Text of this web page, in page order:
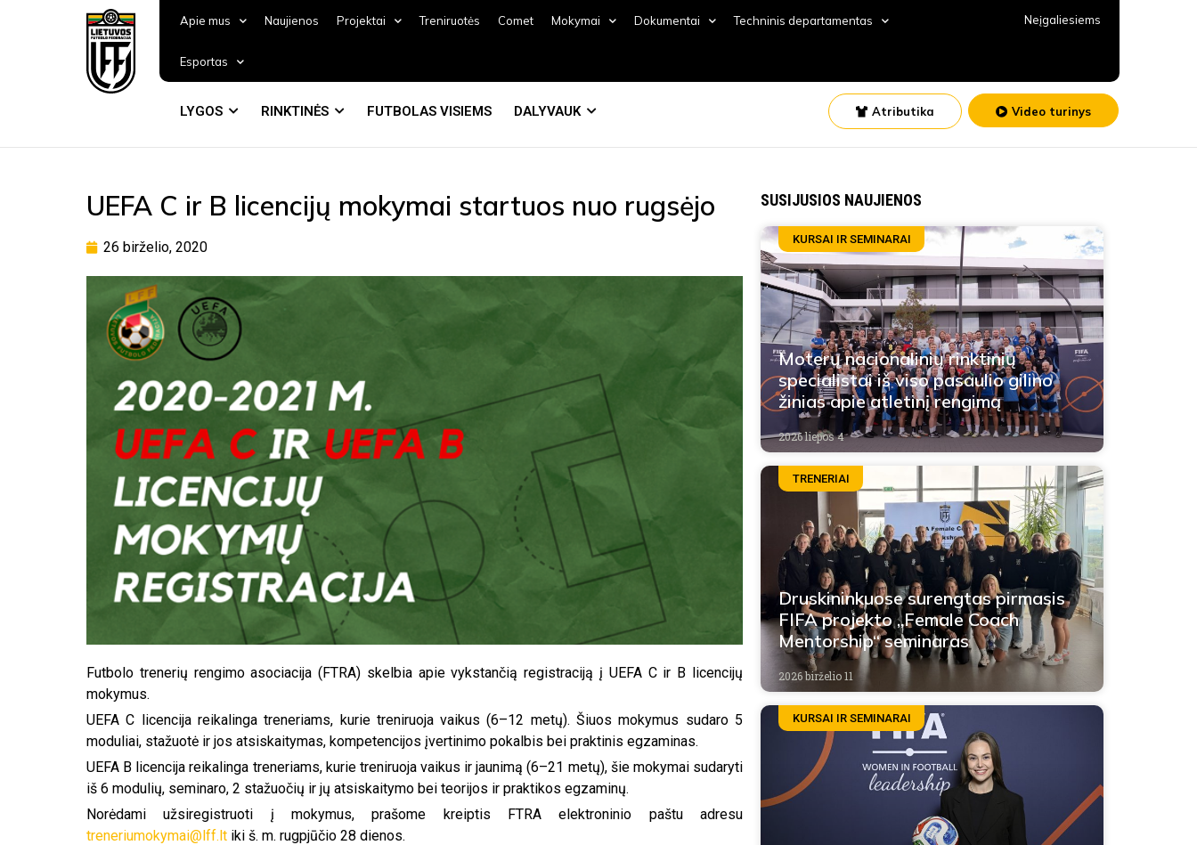
Apie mus Naujienos Projektai Treniruotės Comet Mokymai Dokumentai Techninis departamentas
Esportas
Neįgaliesiems
LYGOS RINKTINĖS FUTBOLAS VISIEMS DALYVAUK Atributika Video turinys
UEFA C ir B licencijų mokymai startuos nuo rugsėjo
26 birželio, 2020
Futbolo trenerių rengimo asociacija (FTRA) skelbia apie vykstančią registraciją į UEFA C ir B licencijų
mokymus.
UEFA C licencija reikalinga treneriams, kurie treniruoja vaikus (6–12 metų). Šiuos mokymus sudaro 5
moduliai, stažuotė ir jos atsiskaitymas, kompetencijos įvertinimo pokalbis bei praktinis egzaminas.
UEFA B licencija reikalinga treneriams, kurie treniruoja vaikus ir jaunimą (6–21 metų), šie mokymai sudaryti
iš 6 modulių, seminaro, 2 stažuočių ir jų atsiskaitymo bei teorijos ir praktikos egzaminų.
Norėdami užsiregistruoti į mokymus, prašome kreiptis FTRA elektroninio paštu adresu
treneriumokymai@lff.lt iki š. m. rugpjūčio 28 dienos.
SUSIJUSIOS NAUJIENOS
KURSAI IR SEMINARAI
Moterų nacionalinių rinktinių
specialistai iš viso pasaulio gilino
žinias apie atletinį rengimą
2026 liepos 4
TRENERIAI
Druskininkuose surengtas pirmasis
FIFA projekto „Female Coach
Mentorship“ seminaras
2026 birželio 11
KURSAI IR SEMINARAI